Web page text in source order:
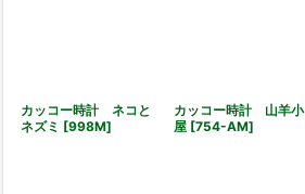
カッコー時計 ネコと
ネズミ [998M]
カッコー時計 山羊小
屋 [754-AM]